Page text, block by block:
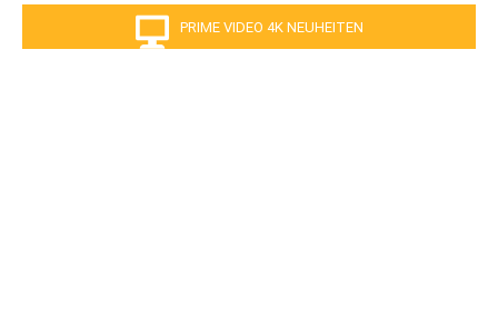
PRIME VIDEO 4K NEUHEITEN